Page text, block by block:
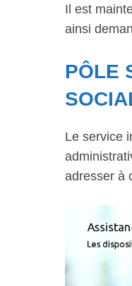
Il est
ainsi
PÔLE
Le service
adresser à